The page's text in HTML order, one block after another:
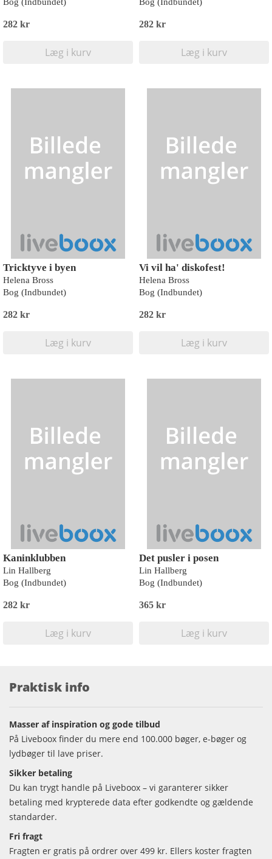
Bog (Indbundet)
282 kr
Læg i kurv
Bog (Indbundet)
282 kr
Læg i kurv
Tricktyve i byen
Helena Bross
Bog (Indbundet)
282 kr
Læg i kurv
Vi vil ha' diskofest!
Helena Bross
Bog (Indbundet)
282 kr
Læg i kurv
Kaninklubben
Lin Hallberg
Bog (Indbundet)
282 kr
Læg i kurv
Det pusler i posen
Lin Hallberg
Bog (Indbundet)
365 kr
Læg i kurv
Praktisk info
Masser af inspiration og gode tilbud
På Liveboox finder du mere end 100.000 bøger, e-bøger og
lydbøger til lave priser.
Sikker betaling
Du kan trygt handle på Liveboox – vi garanterer sikker
betaling med krypterede data efter godkendte og gældende
standarder.
Fri fragt
Fragten er gratis på ordrer over 499 kr. Ellers koster fragten